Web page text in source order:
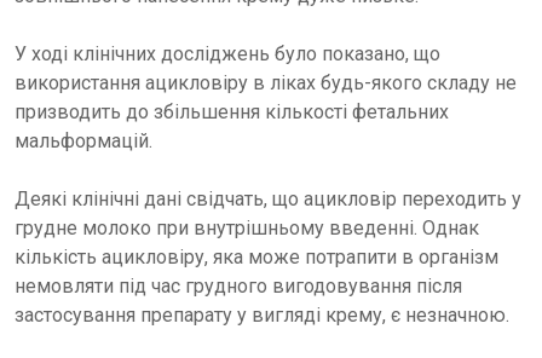
У ході клінічних досліджень було показано, що
використання ацикловіру в ліках будь-якого складу не
призводить до збільшення кількості фетальних
мальформацій.
Деякі клінічні дані свідчать, що ацикловір переходить у
грудне молоко при внутрішньому введенні. Однак
кількість ацикловіру, яка може потрапити в організм
немовляти під час грудного вигодовування після
застосування препарату у вигляді крему, є незначною.